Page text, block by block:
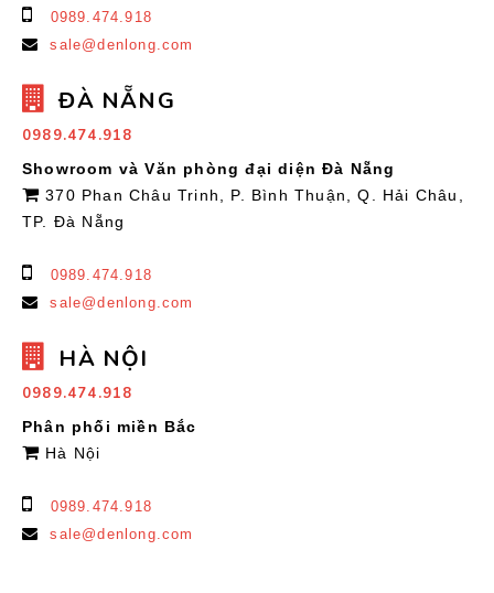
0989.474.918
sale@denlong.com
ĐÀ NẴNG
0989.474.918
Showroom và Văn phòng đại diện Đà Nẵng
370 Phan Châu Trinh, P. Bình Thuận, Q. Hải Châu,
TP. Đà Nẵng
0989.474.918
sale@denlong.com
HÀ NỘI
0989.474.918
Phân phối miền Bắc
Hà Nội
0989.474.918
sale@denlong.com